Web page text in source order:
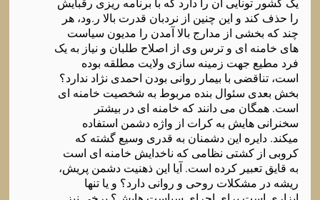
را حذف کند و این چنین از نردبان قدرت بالا ر.ود، هر
چند که بخشی از مدارج بالا آمدن را مدیون سیاست
های خامنه ای و ترس وی از اصلاح طلبان و نیاز به یک
فرد مطیع جهت زمینه سازی ولایت مطلقه بوده
است، تناقضی با بیمار روانی بودن احمدی نژاد ندارد؟
بخش بعدی سئوال بنده مربوط به شخصیت خامنه ای
است. همگان می دانند که خامنه ای در بیشتر
سخنرانی هایش به کرات از واژه دشمن استفاده
میکند. دایره این دشمنان به قدری وسیع گشته که
کروبی از کشتی نظامی که ناخدایش خامنه ای است
به قایق تعبیر کرده است. آیا این ذهنیت دشمن پریش،
ریشه در مشکلات روحی و روانی دارد؟ و یا تنها